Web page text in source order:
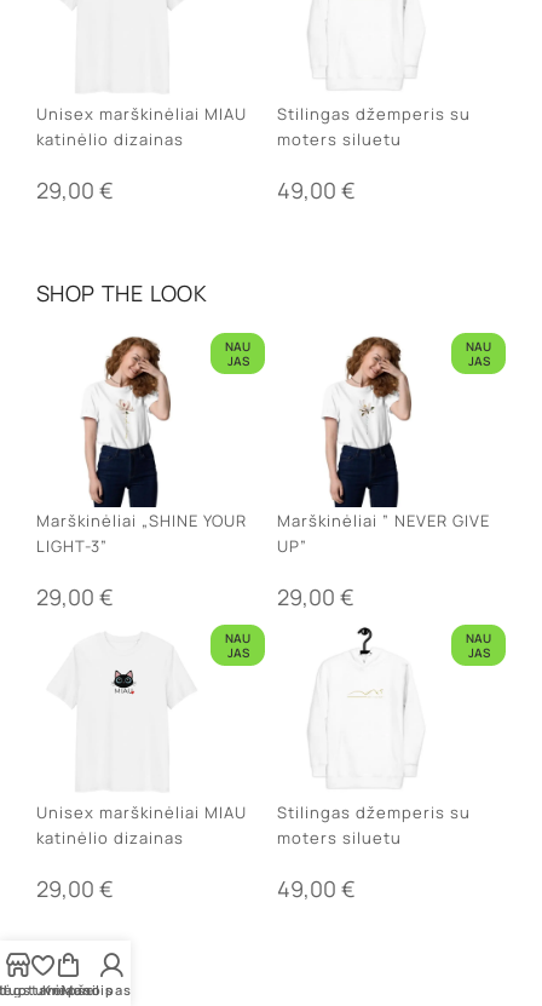
Unisex marškinėliai MIAU
katinėlio dizainas
29,00 €
Stilingas džemperis su
moters siluetu
49,00 €
SHOP THE LOOK
NAU
JAS
Marškinėliai „SHINE YOUR
LIGHT-3”
29,00 €
NAU
JAS
Marškinėliai ” NEVER GIVE
UP”
29,00 €
NAU
JAS
Unisex marškinėliai MIAU
katinėlio dizainas
29,00 €
NAU
JAS
Stilingas džemperis su
moters siluetu
49,00 €
Krepšelis
Mano paskyra